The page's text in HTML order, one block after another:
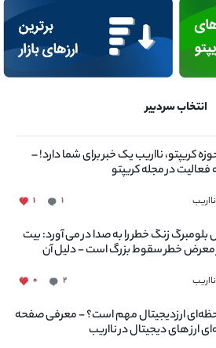
انتخاب سردبیر
کریپتو، نااریب یک خبر برای شما دارد! –
در مجله کریپتو
نااریب ۱ ۱
زنگ خطر را به صدا در می آورد: بیت
معرض خطر سقوط بزرگ است - دلیل آن
نااریب ۲ ۰
ارزدیجیتال مهم است؟ - معرفی صفحه
ارز های دیجیتال در نااریب